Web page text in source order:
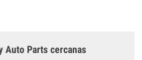
Auto Parts cercanas